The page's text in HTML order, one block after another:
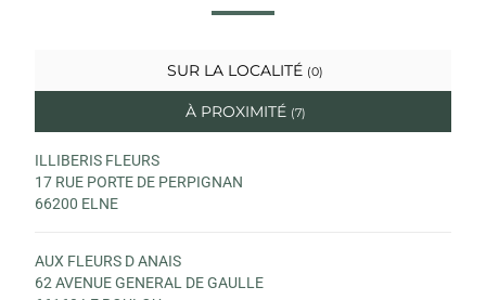
SUR LA LOCALITÉ (0)
À PROXIMITÉ (7)
ILLIBERIS FLEURS
17 RUE PORTE DE PERPIGNAN
66200 ELNE
AUX FLEURS D ANAIS
62 AVENUE GENERAL DE GAULLE